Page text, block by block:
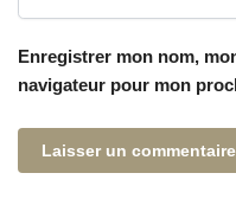
Enregistrer mon nom,
navigateur pour mon